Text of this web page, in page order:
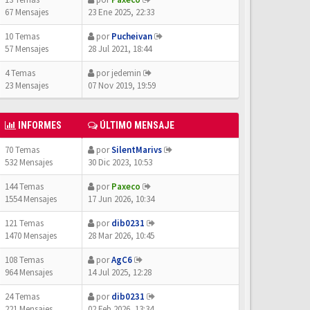
67 Mensajes
23 Ene 2025, 22:33
10 Temas
57 Mensajes
porPucheivan
28 Jul 2021, 18:44
4 Temas
23 Mensajes
porjedemin
07 Nov 2019, 19:59
INFORMES ÚLTIMO MENSAJE
70 Temas
532 Mensajes
porSilentMarivs
30 Dic 2023, 10:53
144 Temas
1554 Mensajes
porPaxeco
17 Jun 2026, 10:34
121 Temas
1470 Mensajes
pordib0231
28 Mar 2026, 10:45
108 Temas
964 Mensajes
porAgC6
14 Jul 2025, 12:28
24 Temas
pordib0231